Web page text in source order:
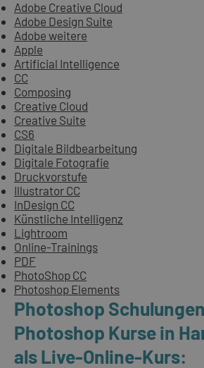
Adobe Creative Cloud
Adobe Design Suite
Adobe weitere
Apple
Artificial Intelligence
CC
Composing
Creative Cloud
Creative Suite
CS6
Digitale Bildbearbeitung
Digitale Fotografie
Druckvorstufe
Illustrator CC
InDesign CC
Künstliche Intelligenz
Lightroom
Online-Trainings
PDF
PhotoShop CC
Photoshop Elements
Photoshop
Photoshop Kurse in
als Live-Online-Kurs: